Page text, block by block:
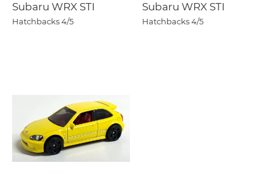
Subaru WRX STI
Hatchbacks4/5
Subaru WRX STI
Hatchbacks4/5